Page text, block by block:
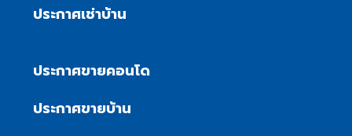
ประกาศเช่าบ้าน
ประกาศขายคอนโด
ประกาศขายบ้าน